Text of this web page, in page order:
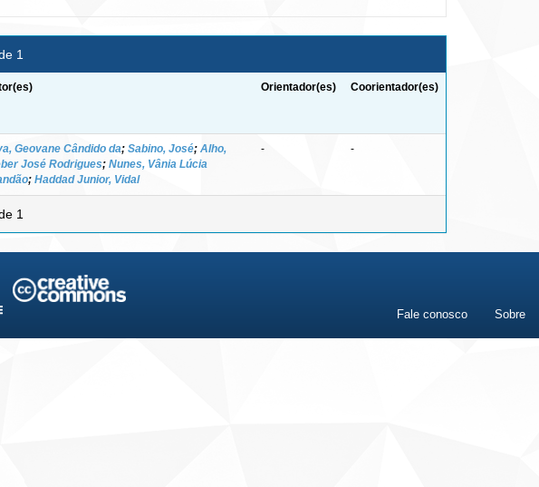
1
Orientador(es) Coorientador(es)
Geovane Cândido da; Sabino, José; Alho,
José Rodrigues; Nunes, Vânia Lúcia
; Haddad Junior, Vidal
- -
1
Fale conosco Sobre